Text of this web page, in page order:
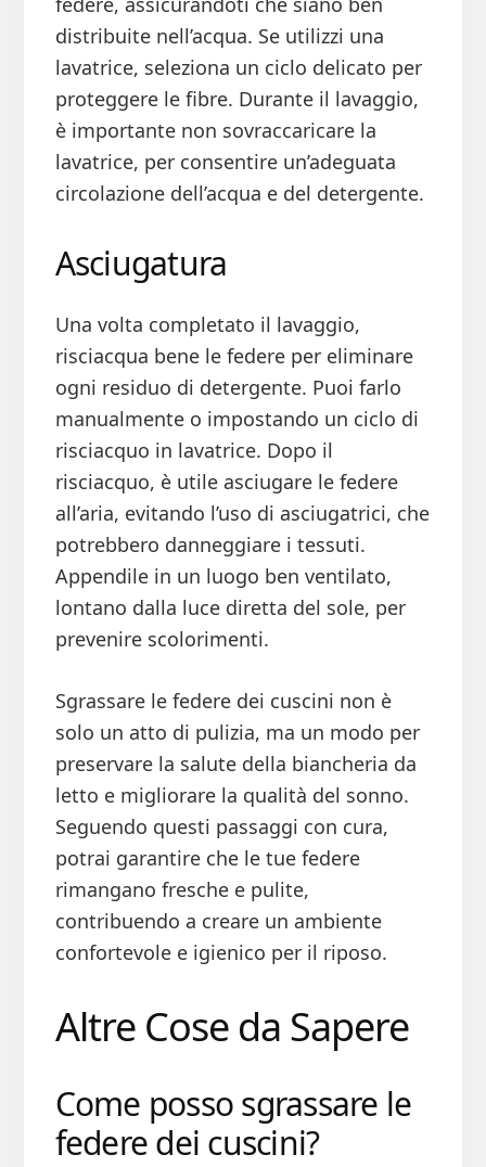
distribuite nell’acqua. Se utilizzi una
lavatrice, seleziona un ciclo delicato per
proteggere le fibre. Durante il lavaggio,
è importante non sovraccaricare la
lavatrice, per consentire un’adeguata
circolazione dell’acqua e del detergente.
Asciugatura
Una volta completato il lavaggio,
risciacqua bene le federe per eliminare
ogni residuo di detergente. Puoi farlo
manualmente o impostando un ciclo di
risciacquo in lavatrice. Dopo il
risciacquo, è utile asciugare le federe
all’aria, evitando l’uso di asciugatrici, che
potrebbero danneggiare i tessuti.
Appendile in un luogo ben ventilato,
lontano dalla luce diretta del sole, per
prevenire scolorimenti.
Sgrassare le federe dei cuscini non è
solo un atto di pulizia, ma un modo per
preservare la salute della biancheria da
letto e migliorare la qualità del sonno.
Seguendo questi passaggi con cura,
potrai garantire che le tue federe
rimangano fresche e pulite,
contribuendo a creare un ambiente
confortevole e igienico per il riposo.
Altre Cose da Sapere
Come posso sgrassare le
federe dei cuscini?